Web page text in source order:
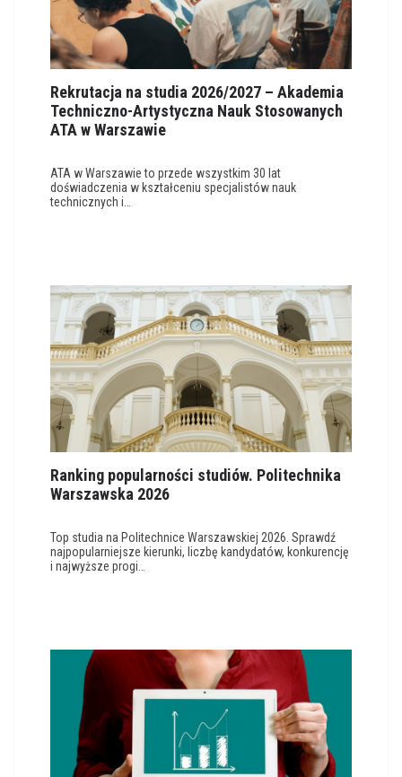
Rekrutacja na studia 2026/2027 – Akademia
Techniczno-Artystyczna Nauk Stosowanych
ATA w Warszawie
ATA w Warszawie to przede wszystkim 30 lat
doświadczenia w kształceniu specjalistów nauk
technicznych i…
Ranking popularności studiów. Politechnika
Warszawska 2026
Top studia na Politechnice Warszawskiej 2026. Sprawdź
najpopularniejsze kierunki, liczbę kandydatów, konkurencję
i najwyższe progi…